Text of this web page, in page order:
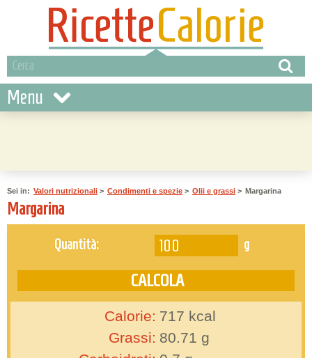
Menu
Sei in: Valori nutrizionali > Condimenti e spezie > Olii e grassi > Margarina
Margarina
Quantità: g
Calorie: 717 kcal
Grassi: 80.71 g